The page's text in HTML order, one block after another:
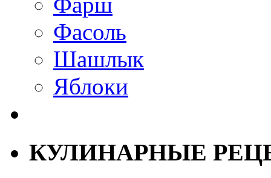
Фасоль
Шашлык
Яблоки
КУЛИНАРНЫЕ